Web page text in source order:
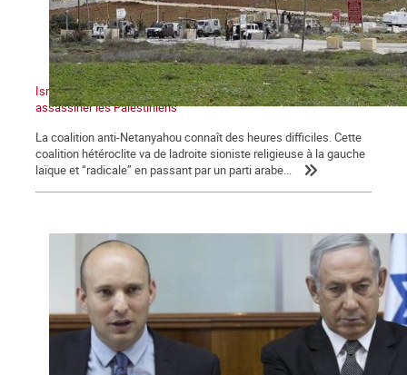
Israël : un gouvernement dans la tempête qui continue à
assassiner les Palestiniens
La coalition anti-Netanyahou connaît des heures difficiles. Cette
coalition hétéroclite va de ladroite sioniste religieuse à la gauche
laïque et “radicale” en passant par un parti arabe...